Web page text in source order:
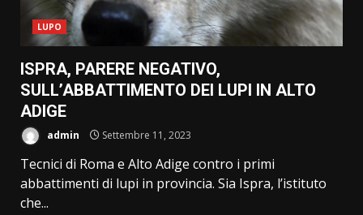
LUPO
ISPRA, PARERE NEGATIVO,
SULL’ABBATTIMENTO DEI LUPI IN ALTO
ADIGE
admin Settembre 11, 2023
Tecnici di Roma e Alto Adige contro i primi
abbattimenti di lupi in provincia. Sia Ispra, l’istituto
che...